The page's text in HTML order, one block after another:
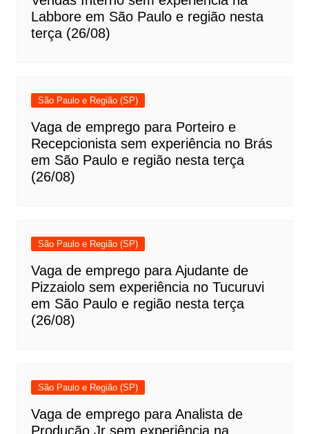
Labbore em São Paulo e região nesta
terça (26/08)
São Paulo e Região (SP)
Vaga de emprego para Porteiro e
Recepcionista sem experiência no Brás
em São Paulo e região nesta terça
(26/08)
São Paulo e Região (SP)
Vaga de emprego para Ajudante de
Pizzaiolo sem experiência no Tucuruvi
em São Paulo e região nesta terça
(26/08)
São Paulo e Região (SP)
Vaga de emprego para Analista de
Produção Jr sem experiência na